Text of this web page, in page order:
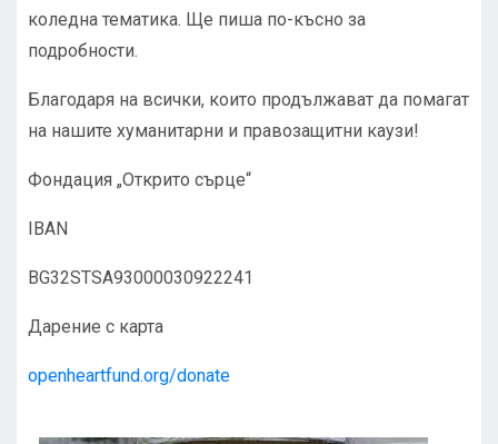
коледна тематика. Ще пиша по-късно за
подробности.
Благодаря на всички, които продължават да помагат
на нашите хуманитарни и правозащитни каузи!
Фондация „Открито сърце“
IBAN
BG32STSA93000030922241
Дарение с карта
openheartfund.org/donate